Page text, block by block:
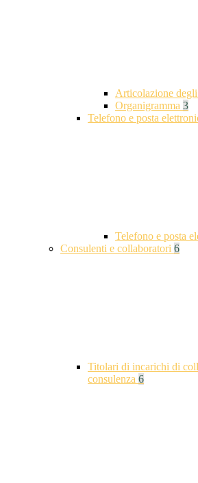
Articolazione
Organigramma 3
Telefono e posta
Telefono e posta
Consulenti e collaboratori 6
Titolari di incarichi di
consulenza 6